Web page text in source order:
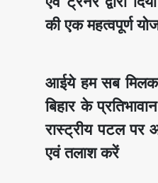
की एक महत्वपूर्ण
आईये हम सब
बिहार के
रास्ट्रीय पटल
एवं तलाश करें